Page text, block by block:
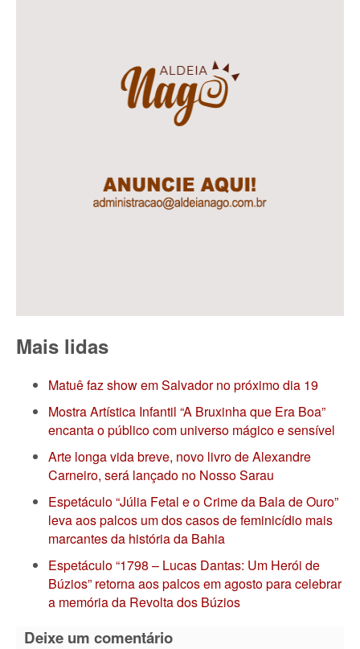
Mais lidas
Matuê faz show em Salvador no próximo dia 19
Mostra Artística Infantil “A Bruxinha que Era Boa”
encanta o público com universo mágico e sensível
Arte longa vida breve, novo livro de Alexandre
Carneiro, será lançado no Nosso Sarau
Espetáculo “Júlia Fetal e o Crime da Bala de Ouro”
leva aos palcos um dos casos de feminicídio mais
marcantes da história da Bahia
Espetáculo “1798 – Lucas Dantas: Um Herói de
Búzios” retorna aos palcos em agosto para celebrar
a memória da Revolta dos Búzios
Deixe um comentário